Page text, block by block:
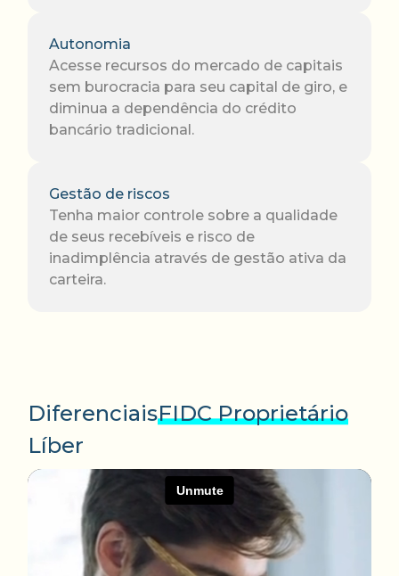
Autonomia
Acesse recursos do mercado de capitais
sem burocracia para seu capital de giro, e
diminua a dependência do crédito
bancário tradicional.
Gestão de riscos
Tenha maior controle sobre a qualidade
de seus recebíveis e risco de
inadimplência através de gestão ativa da
carteira.
DiferenciaisFIDC Proprietário
Líber